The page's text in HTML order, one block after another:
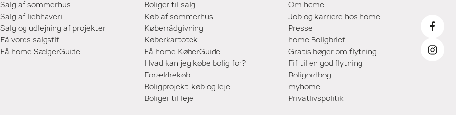
Salg af sommerhus
Salg af liebhaveri
Salg og udlejning af projekter
Få vores salgsfif
Få home SælgerGuide
Boliger til salg
Køb af sommerhus
Køberrådgivning
Køberkartotek
Få home KøberGuide
Hvad kan jeg købe bolig for?
Forældrekøb
Boligprojekt: køb og leje
Boliger til leje
Om home
Job og karriere hos home
Presse
home Boligbrief
Gratis bøger om flytning
Fif til en god flytning
Boligordbog
myhome
Privatlivspolitik